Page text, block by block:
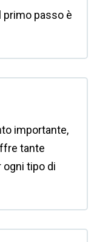
passo è
importante,
tante
tipo di